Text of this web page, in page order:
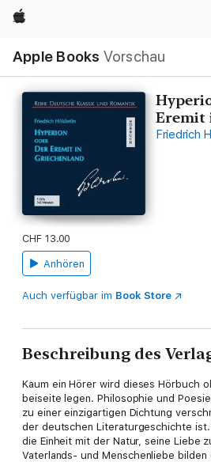
Apple
Apple Books Vorschau
Navigation
Menü
öffnen
Eremit
Friedrich
CHF 13.00
Anhören
Auch verfügbar im Book Store
Beschreibung des
Kaum ein Hörer wird dieses Hörbuch
beiseite legen. Philosophie und
zu einer einzigartigen Dichtung
der deutschen Literaturgeschichte ist.
die Einheit mit der Natur, seine Liebe
Vaterlands- und Menschenliebe